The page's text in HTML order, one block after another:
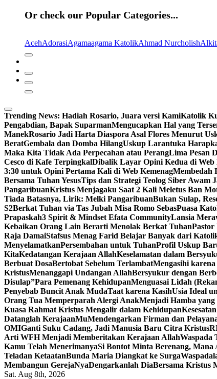
Or check our Popular Categories...
AcehAdorasiAgamaagama KatolikAhmad Nurcholish
Trending News: Hadiah Rosario, Juara versi KamiKatolik
Pengabdian, Bapak SuparmanMengucapkan Hal yang
ManekRosario Jadi Harta Diaspora Asal Flores Menurut
BeratGembala dan Domba HilangUskup Larantuka
Maka Kita Tidak Ada Perpecahan atau PerangLima Pesan
Cesco di Kafe TerpingkalDibalik Layar Opini Kedua di Web
3:30 untuk Opini Pertama Kali di Web KemenagMembedah
Bersama Tuhan YesusTips dan Strategi Teolog Siber Awam
PangaribuanKristus Menjagaku Saat 2 Kali Meletus Ban
Tiada Batasnya, Lirik: Melki PangaribuanBukan Sulap,
S2Berkat Tuhan via Tas Jubah Misa Romo SebasPuasa
Prapaskah3 Spirit & Mindset Efata CommunityLansia
Kebaikan Orang Lain Berarti Menolak Berkat TuhanPastor
Raja DamaiStafsus Menag Farid Belajar Banyak dari
MenyelamatkanPersembahan untuk TuhanProfil Uskup
KitaKedatangan Kerajaan AllahKeselamatan dalam
Berbuat DosaBertobat Sebelum TerlambatMengasihi
KristusMenanggapi Undangan AllahBersyukur dengan
Disulap”Para Pemenang KehidupanMenguasai Lidah
Penyebab Buncit Anak MudaTaat karena KasihUsia Ideal
Orang Tua Memperparah Alergi AnakMenjadi Hamba yang
Kuasa Rahmat Kristus Mengalir dalam Kehidupan
Datanglah KerajaanMuMendengarkan Firman dan
OMIGanti Suku Cadang, Jadi Manusia Baru Citra Kristus
Arti WFH Menjadi Memberitakan Kerajaan AllahWaspada
Kamu Telah MenerimanyaSi Bontot Minta Berenang, Mana
Teladan KetaatanBunda Maria Diangkat ke Surga
Membangun GerejaNyaDengarkanlah DiaBersama Kristus
Sat. Aug 8th, 2026